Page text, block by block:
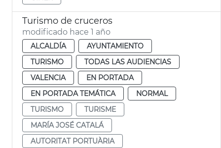
Turismo de cruceros
modificado hace 1 año
ALCALDÍA
AYUNTAMIENTO
TURISMO
TODAS LAS AUDIENCIAS
VALENCIA
EN PORTADA
EN PORTADA TEMÁTICA
NORMAL
TURISMO
TURISME
MARÍA JOSÉ CATALÁ
AUTORITAT PORTUÀRIA